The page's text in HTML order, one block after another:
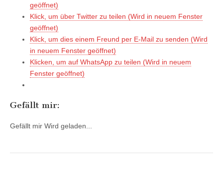
geöffnet)
Klick, um über Twitter zu teilen (Wird in neuem Fenster
geöffnet)
Klick, um dies einem Freund per E-Mail zu senden (Wird
in neuem Fenster geöffnet)
Klicken, um auf WhatsApp zu teilen (Wird in neuem
Fenster geöffnet)
Gefällt mir:
Gefällt mir Wird geladen...